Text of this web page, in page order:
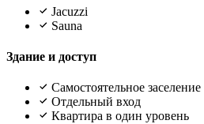
Jacuzzi
Sauna
Здание и доступ
Самостоятельное заселение
Отдельный вход
Квартира в один уровень